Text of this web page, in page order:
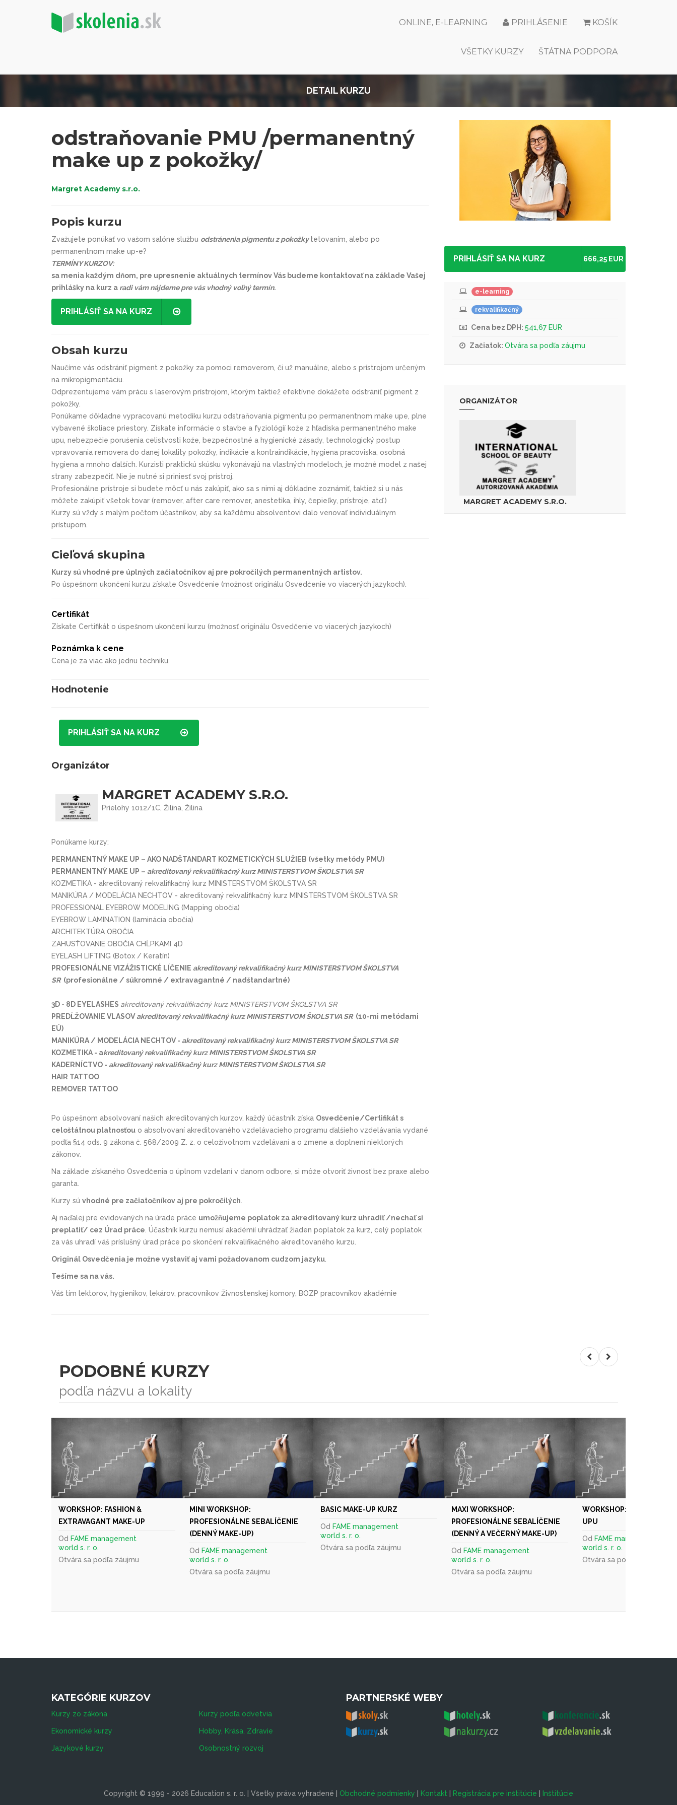
KOŠÍK
PRIHLÁSENIE
ONLINE, E-LEARNING
ŠTÁTNA PODPORA
VŠETKY KURZY
DETAIL KURZU
odstraňovanie PMU /permanentný
make up z pokožky/
Margret Academy s.r.o.
Popis kurzu
Zvažujete ponúkať vo vašom salóne službu odstránenia pigmentu z pokožkytetovaním, alebo po
permanentnom make up-e?
TERMÍNY KURZOV:
sa menia každým dňom, pre upresnenie aktuálnych termínov Vás budeme kontaktovať na základe Vašej
prihlášky na kurz a radi vám nájdeme pre vás vhodný voľný termín.
PRIHLÁSIŤ SA NA KURZ
Obsah kurzu
Naučíme vás odstrániť pigment z pokožky za pomoci removerom, či už manuálne, alebo s prístrojom určeným
na mikropigmentáciu.
Odprezentujeme vám prácu s laserovým prístrojom, ktorým taktiež efektívne dokážete odstrániť pigment z
pokožky.
Ponúkame dôkladne vypracovanú metodiku kurzu odstraňovania pigmentu po permanentnom make upe, plne
vybavené školiace priestory. Získate informácie o stavbe a fyziológií kože z hľadiska permanentného make
upu, nebezpečie porušenia celistvosti kože, bezpečnostné a hygienické zásady, technologický postup
vpravovania removera do danej lokality pokožky, indikácie a kontraindikácie, hygiena pracoviska, osobná
hygiena a mnoho ďalších. Kurzisti praktickú skúšku vykonávajú na vlastných modeloch, je možné model z našej
strany zabezpečiť. Nie je nutné si priniesť svoj prístroj.
Profesionálne prístroje si budete môcť u nás zakúpiť, ako sa s nimi aj dôkladne zoznámiť, taktiež si u nás
môžete zakúpiť všetok tovar (remover, after care remover, anestetika, ihly, čepieľky, prístroje, atď.)
Kurzy sú vždy s malým počtom účastníkov, aby sa každému absolventovi dalo venovať individuálnym
prístupom.
Cieľová skupina
Kurzy sú vhodné pre úplných začiatočníkov aj pre pokročilých permanentných artistov.
Po úspešnom ukončení kurzu získate Osvedčenie (možnosť originálu Osvedčenie vo viacerých jazykoch).
Certifikát
Získate Certifikát o úspešnom ukončení kurzu (možnosť originálu Osvedčenie vo viacerých jazykoch)
Poznámka k cene
Cena je za viac ako jednu techniku.
Hodnotenie
PRIHLÁSIŤ SA NA KURZ
Organizátor
MARGRET ACADEMY S.R.O.
Prielohy 1012/1C, Žilina, Žilina
Ponúkame kurzy:
PERMANENTNÝ MAKE UP – AKO NADŠTANDART KOZMETICKÝCH SLUŽIEB (všetky metódy PMU)
PERMANENTNÝ MAKE UP – akreditovaný rekvalifikačný kurz MINISTERSTVOM ŠKOLSTVA SR
KOZMETIKA - akreditovaný rekvalifikačný kurz MINISTERSTVOM ŠKOLSTVA SR
MANIKÚRA / MODELÁCIA NECHTOV - akreditovaný rekvalifikačný kurz MINISTERSTVOM ŠKOLSTVA SR
PROFESSIONAL EYEBROW MODELING (Mapping obočia)
EYEBROW LAMINATION (laminácia obočia)
ARCHITEKTÚRA OBOČIA
ZAHUSŤOVANIE OBOČIA CHĹPKAMI 4D
EYELASH LIFTING (Botox / Keratín)
PROFESIONÁLNE VIZÁŽISTICKÉ LÍČENIE akreditovaný rekvalifikačný kurz MINISTERSTVOM ŠKOLSTVA
SR (profesionálne / sú­kromné / extrava­gantné / nadštan­dartné)
3D - 8D EYELASHES akreditovaný rekvalifikačný kurz MINISTERSTVOM ŠKOLSTVA SR
PREDĹŽOVANIE VLASOVakreditovaný rekvalifikačný kurz MINISTERSTVOM ŠKOLSTVA SR(10-mi metódami
EÚ)
MANIKÚRA / MODELÁCIA NECHTOV - akreditovaný rekvalifikačný kurz MINISTERSTVOM ŠKOLSTVA SR
KOZMETIKA - akreditovaný rekvalifikačný kurz MINISTERSTVOM ŠKOLSTVA SR
KADERNÍCTVO - akreditovaný rekvalifikačný kurz MINISTERSTVOM ŠKOLSTVA SR
HAIR TATTOO
REMOVER TATTOO
Po úspešnom absolvovaní našich akreditovaných kurzov, každý účastník získa Osvedčenie/Certifikát s
celoštátnou platnosťou o absolvovaní akreditovaného vzdelávacieho programu ďalšieho vzdelávania vydané
podľa §14 ods. 9 zákona č. 568/2009 Z. z. o celoživotnom vzdelávaní a o zmene a doplnení niektorých
zákonov.
Na základe získaného Osvedčenia o úplnom vzdelaní v danom odbore, si môže otvoriť živnosť bez praxe alebo
garanta.
Kurzy sú vhodné pre začiatočníkov aj pre pokročilých
Aj naďalej pre evidovaných na úrade práce umožňujeme poplatok za akreditovaný kurz uhradiť /nechať si
preplatiť/ cez Úrad práce . Účastník kurzu nemusí akadémií uhrádzať žiaden poplatok za kurz, celý poplatok
za vás uhradí váš príslušný úrad práce po skončení rekvalifikačného akreditovaného kurzu.
Originál Osvedčenia je možne vystaviť aj vami požadovanom cudzom jazyku
Tešíme sa na vás.
Váš tím lektorov, hygienikov, lekárov, pracovníkov Živnostenskej komory, BOZP pracovníkov akadémie
PRIHLÁSIŤ SA NA KURZ 666,25 EUR
e-learning
rekvalifikačný
Cena bez DPH: 541,67 EUR
Začiatok: Otvára sa podľa záujmu
ORGANIZÁTOR
MARGRET ACADEMY S.R.O.
PODOBNÉ KURZY
podľa názvu a lokality
WORKSHOP: FASHION &
EXTRAVAGANT MAKE-UP
Od FAME management
world s. r. o.
Otvára sa podľa záujmu
MINI WORKSHOP:
PROFESIONÁLNE SEBALÍČENIE
(DENNÝ MAKE-UP)
Od FAME management
world s. r. o.
Otvára sa podľa záujmu
BASIC MAKE-UP KURZ
Od FAME management
world s. r. o.
Otvára sa podľa záujmu
MAXI WORKSHOP:
PROFESIONÁLNE SEBALÍČENIE
(DENNÝ A VEČERNÝ MAKE-UP)
Od FAME management
world s. r. o.
Otvára sa podľa záujmu
WORKSHOP: HISTÓRIA
UPU
Od FAME management
world s. r. o.
Otvára sa podľa záujmu
KATEGÓRIE KURZOV
Kurzy zo zákona Kurzy podľa odvetvia
Ekonomické kurzy Hobby, Krása, Zdravie
Jazykové kurzy Osobnostný rozvoj
PARTNERSKÉ WEBY
Copyright © 1999 - 2026 Education s. r. o. | Všetky práva vyhradené | Obchodné podmienky | Kontakt | Registrácia pre inštitúcie | Inštitúcie